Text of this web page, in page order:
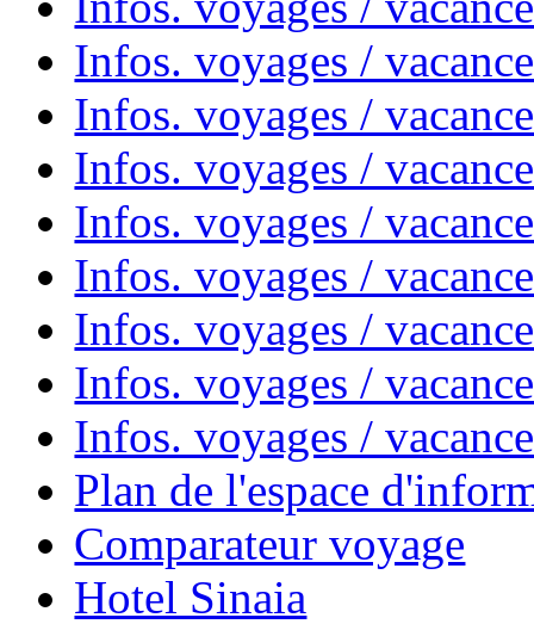
Infos. voyages /
Infos. voyages /
Infos. voyages /
Infos. voyages /
Infos. voyages /
Infos. voyages /
Infos. voyages /
Infos. voyages /
Plan de l'espace
Comparateur voyage
Hotel Sinaia